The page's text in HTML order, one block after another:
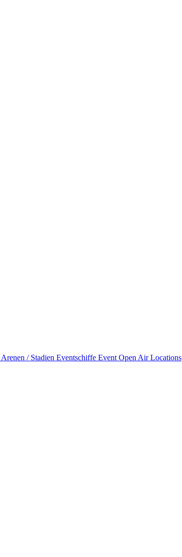
Arenen / Stadien Eventschiffe Event Open Air Locations